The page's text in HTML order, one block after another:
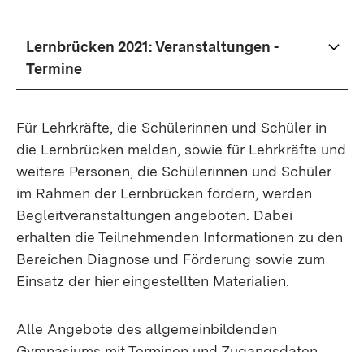
Lernbrücken 2021: Veranstaltungen -
Termine
Für Lehrkräfte, die Schülerinnen und Schüler in
die Lernbrücken melden, sowie für Lehrkräfte und
weitere Personen, die Schülerinnen und Schüler
im Rahmen der Lernbrücken fördern, werden
Begleitveranstaltungen angeboten. Dabei
erhalten die Teilnehmenden Informationen zu den
Bereichen Diagnose und Förderung sowie zum
Einsatz der hier eingestellten Materialien.
Alle Angebote des allgemeinbildenden